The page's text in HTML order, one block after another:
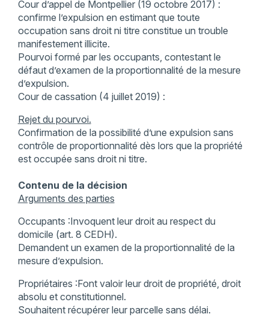
Cour d’appel de Montpellier (19 octobre 2017) :
confirme l’expulsion en estimant que toute
occupation sans droit ni titre constitue un trouble
manifestement illicite.
Pourvoi formé par les occupants, contestant le
défaut d’examen de la proportionnalité de la mesure
d’expulsion.
Cour de cassation (4 juillet 2019) :
Rejet du pourvoi.
Confirmation de la possibilité d’une expulsion sans
contrôle de proportionnalité dès lors que la propriété
est occupée sans droit ni titre.
Contenu de la décision
Arguments des parties
Occupants :Invoquent leur droit au respect du
domicile (art. 8 CEDH).
Demandent un examen de la proportionnalité de la
mesure d’expulsion.
Propriétaires :Font valoir leur droit de propriété, droit
absolu et constitutionnel.
Souhaitent récupérer leur parcelle sans délai.